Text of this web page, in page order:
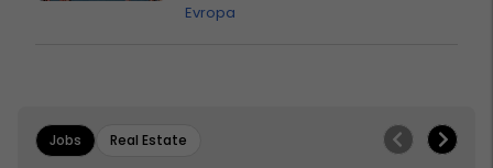
Evropa
Jobs Real Estate